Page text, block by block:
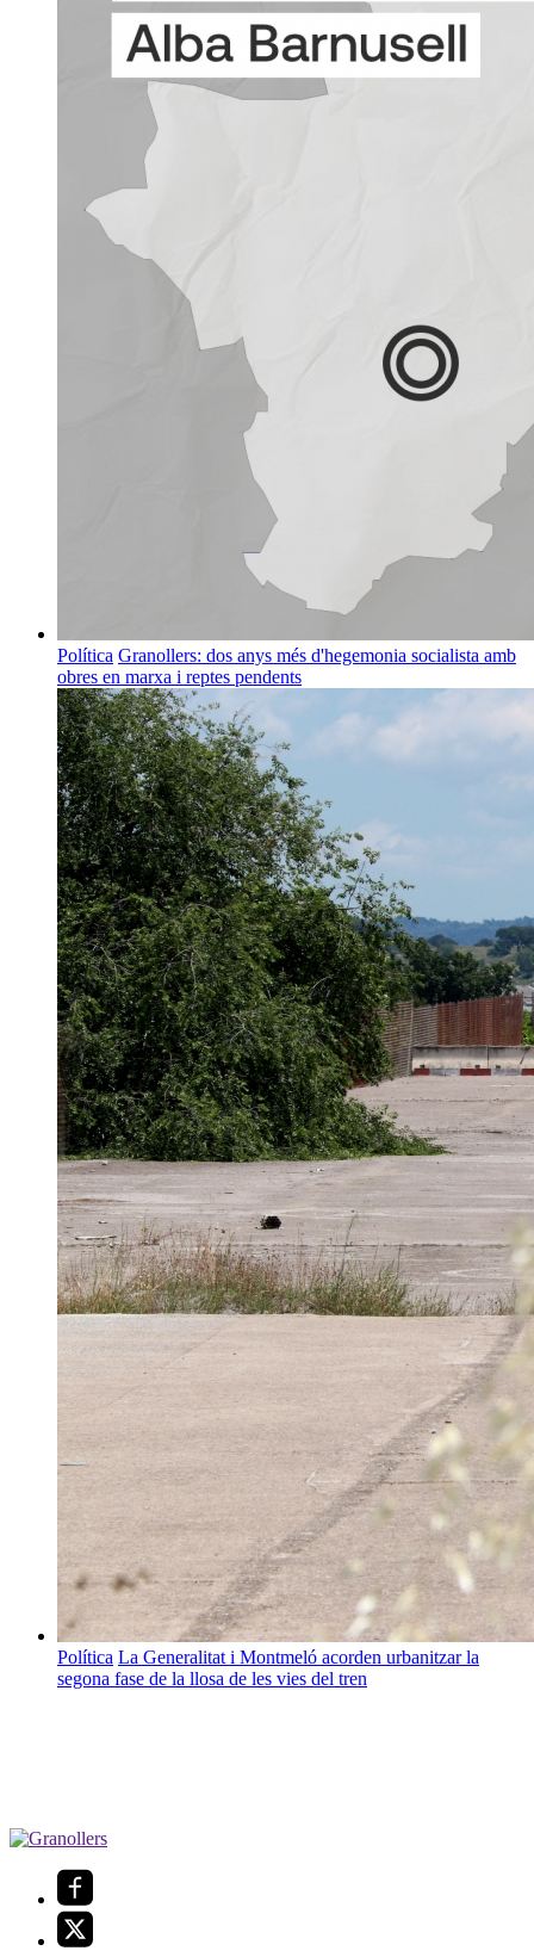
Política Granollers: dos anys més d'hegemonia socialista amb
obres en marxa i reptes pendents
Política La Generalitat i Montmeló acorden urbanitzar la
segona fase de la llosa de les vies del tren